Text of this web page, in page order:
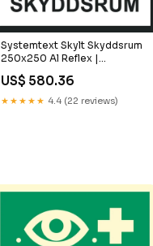
Systemtext Skylt Skyddsrum
250x250 Al Reflex |
CleanNest 693586
US$ 580.36
★★★★★ 4.4 (22 reviews)